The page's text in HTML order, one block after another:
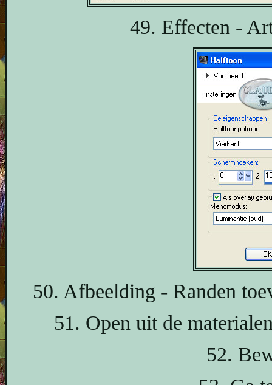
49. Effecten -
50. Afbeelding - Randen
51. Open uit de
52.